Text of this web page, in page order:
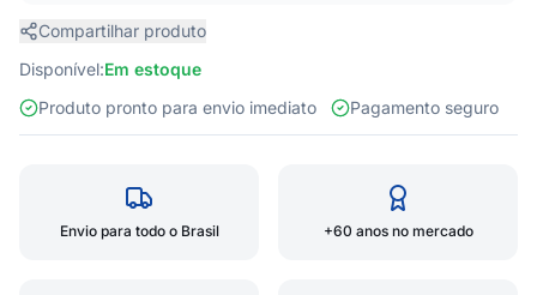
Compartilhar produto
Disponível:Em estoque
Produto pronto para envio imediato
Pagamento seguro
Envio para todo o Brasil +60 anos no mercado